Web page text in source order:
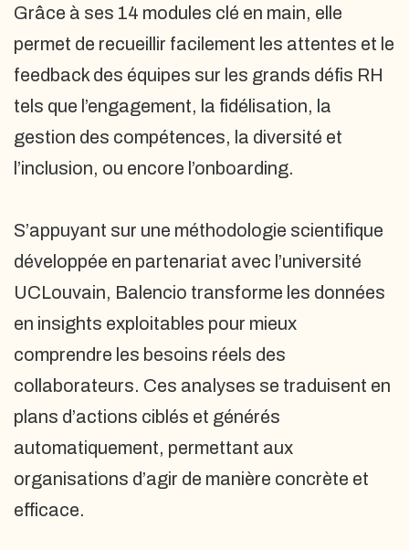
Grâce à ses 14 modules clé en main, elle
permet de recueillir facilement les attentes et le
feedback des équipes sur les grands défis RH
tels que l’engagement, la fidélisation, la
gestion des compétences, la diversité et
l’inclusion, ou encore l’onboarding.
S’appuyant sur une méthodologie scientifique
développée en partenariat avec l’université
UCLouvain, Balencio transforme les données
en insights exploitables pour mieux
comprendre les besoins réels des
collaborateurs. Ces analyses se traduisent en
plans d’actions ciblés et générés
automatiquement, permettant aux
organisations d’agir de manière concrète et
efficace.